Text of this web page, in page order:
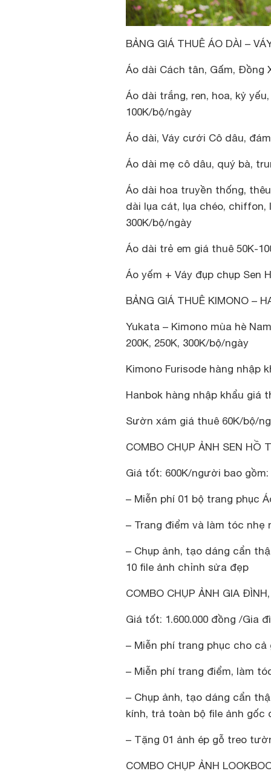
BẢNG GIÁ THUÊ ÁO DÀI –
Áo dài Cách tân, Gấm, Đồng
Áo dài trắng, ren, hoa, kỷ
100K/bộ/ngày
Áo dài, Váy cưới Cô dâu,
Áo dài mẹ cô dâu, quý bà,
Áo dài hoa truyền thống,
dài lụa cát, lụa chéo,
300K/bộ/ngày
Áo dài trẻ em giá thuê 50K-
Áo yếm + Váy đụp chụp Sen
BẢNG GIÁ THUÊ KIMONO –
Yukata – Kimono mùa hè
200K, 250K, 300K/bộ/ngày
Kimono Furisode hàng nhập
Hanbok hàng nhập khẩu giá
Sườn xám giá thuê 60K/bộ/
COMBO CHỤP ẢNH SEN HỒ
Giá tốt: 600K/người bao gồm:
– Miễn phí 01 bộ trang phục
– Trang điểm và làm tóc nhẹ
– Chụp ảnh, tạo dáng cẩn
10 file ảnh chỉnh sửa đẹp
COMBO CHỤP ẢNH GIA
Giá tốt: 1.600.000 đồng /Gia
– Miễn phí trang phục cho
– Miễn phí trang điểm, làm
– Chụp ảnh, tạo dáng cẩn
kính, trả toàn bộ file ảnh gốc
– Tặng 01 ảnh ép gỗ treo
COMBO CHỤP ẢNH